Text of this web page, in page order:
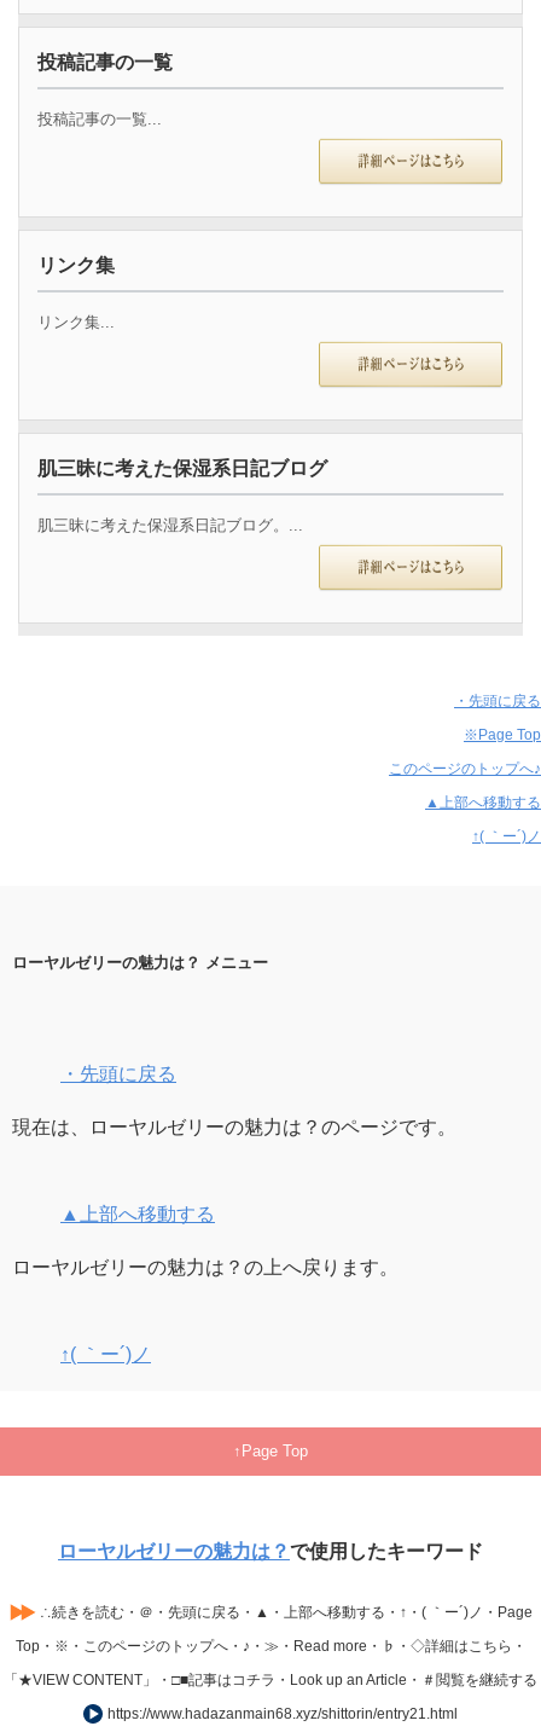
投稿記事の一覧
投稿記事の一覧...
リンク集
リンク集...
肌三昧に考えた保湿系日記ブログ
肌三昧に考えた保湿系日記ブログ。...
・先頭に戻る
※Page Top
このページのトップへ♪
▲上部へ移動する
↑( ｀ー´)ノ
ローヤルゼリーの魅力は？ メニュー
・先頭に戻る
現在は、ローヤルゼリーの魅力は？のページです。
▲上部へ移動する
ローヤルゼリーの魅力は？の上へ戻ります。
↑( ｀ー´)ノ
Page Top
ローヤルゼリーの魅力は？で使用したキーワード
∴続きを読む・＠・先頭に戻る・▲・上部へ移動する・↑・( ｀ー´)ノ・Page
Top・※・このページのトップへ・♪・≫・Read more・♭・◇詳細はこちら・
「★VIEW CONTENT」・□■記事はコチラ・Look up an Article・＃閲覧を継続する
https://www.hadazanmain68.xyz/shittorin/entry21.html